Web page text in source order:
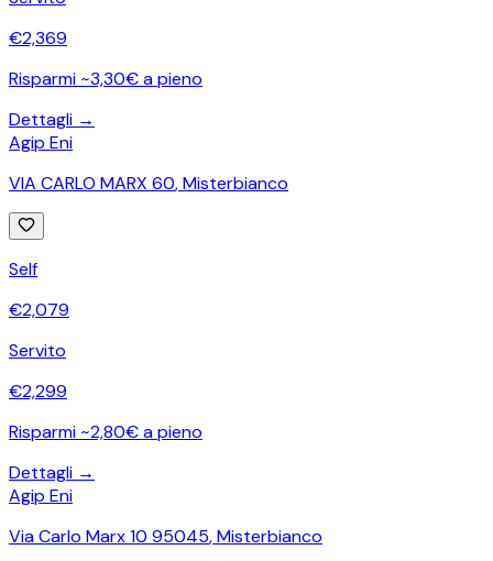
€2,369
Risparmi ~3,30€ a pieno
Dettagli →
Agip Eni
VIA CARLO MARX 60,Misterbianco
Self
€2,079
Servito
€2,299
Risparmi ~2,80€ a pieno
Dettagli →
Agip Eni
Via Carlo Marx 10 95045,Misterbianco